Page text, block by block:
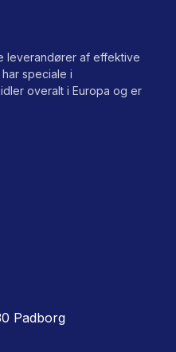
leverandører af effektive
speciale i
overalt i Europa og er
Padborg